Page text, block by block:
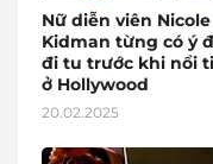
Nữ diễn viên Nicole
Kidman từng có ý
đi tu trước khi nổi
ở Hollywood
20.02.2025